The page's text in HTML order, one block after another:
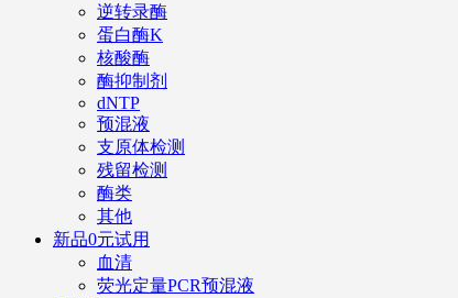
逆转录酶
蛋白酶K
核酸酶
酶抑制剂
dNTP
预混液
支原体检测
残留检测
酶类
其他
新品0元试用
血清
荧光定量PCR预混液